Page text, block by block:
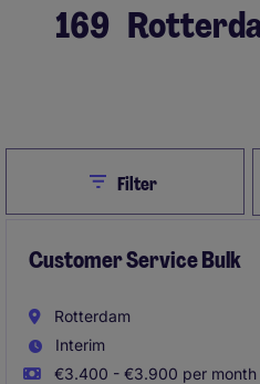
169
CloseFilter
Customer Service Bulk
Rotterdam
Interim
€3.400 - €3.900 per